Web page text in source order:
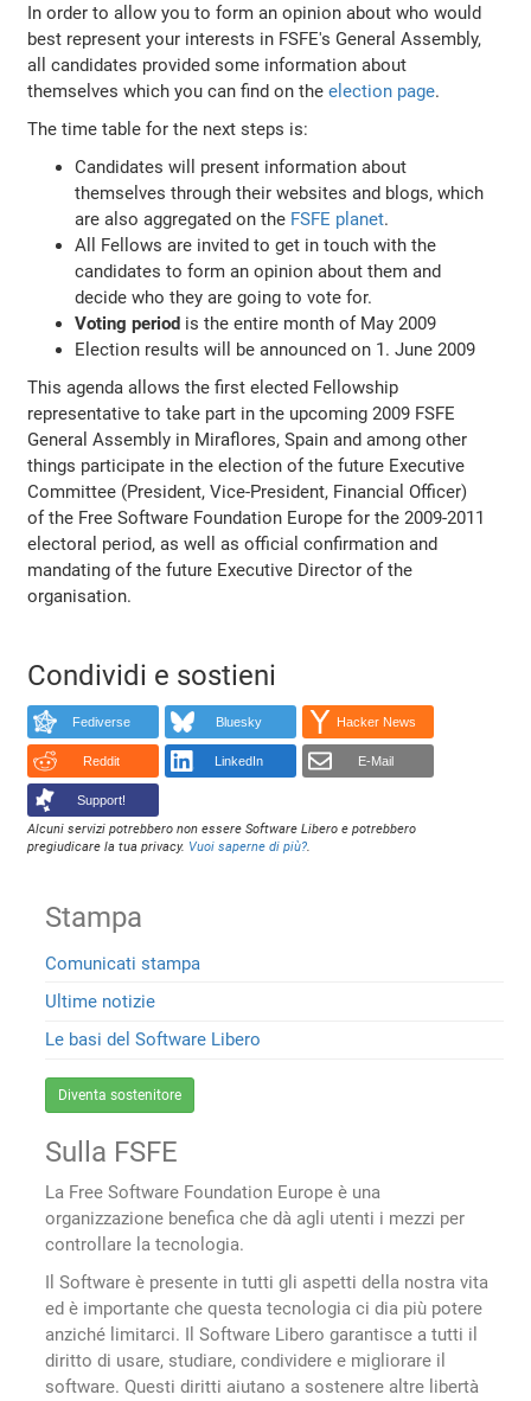
In order to allow you to form an opinion about who would
best represent your interests in FSFE's General Assembly,
all candidates provided some information about
themselves which you can find on theelection page.
The time table for the next steps is:
Candidates will present information about
themselves through their websites and blogs, which
are also aggregated on the FSFE planet.
All Fellows are invited to get in touch with the
candidates to form an opinion about them and
decide who they are going to vote for.
Voting period is the entire month of May 2009
Election results will be announced on 1. June 2009
This agenda allows the first elected Fellowship
representative to take part in the upcoming 2009 FSFE
General Assembly in Miraflores, Spain and among other
things participate in the election of the future Executive
Committee (President, Vice-President, Financial Officer)
of the Free Software Foundation Europe for the 2009-2011
electoral period, as well as official confirmation and
mandating of the future Executive Director of the
organisation.
Condividi e sostieni
Fediverse Bluesky Hacker News
Reddit LinkedIn E-Mail
Support!
Alcuni servizi potrebbero non essere Software Libero e potrebbero
pregiudicare la tua privacy. Vuoi saperne di più?.
Stampa
Comunicati stampa
Ultime notizie
Le basi del Software Libero
Diventa sostenitore
Sulla FSFE
La Free Software Foundation Europe è una
organizzazione benefica che dà agli utenti i mezzi per
controllare la tecnologia.
Il Software è presente in tutti gli aspetti della nostra vita
ed è importante che questa tecnologia ci dia più potere
anziché limitarci. Il Software Libero garantisce a tutti il
diritto di usare, studiare, condividere e migliorare il
software. Questi diritti aiutano a sostenere altre libertà